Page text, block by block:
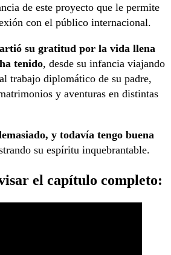
de este proyecto que le permite
con el público internacional.
su gratitud por la vida llena
tenido, desde su infancia viajando
trabajo diplomático de su padre,
y aventuras en distintas
y todavía tengo buena
su espíritu inquebrantable.
el capítulo completo: